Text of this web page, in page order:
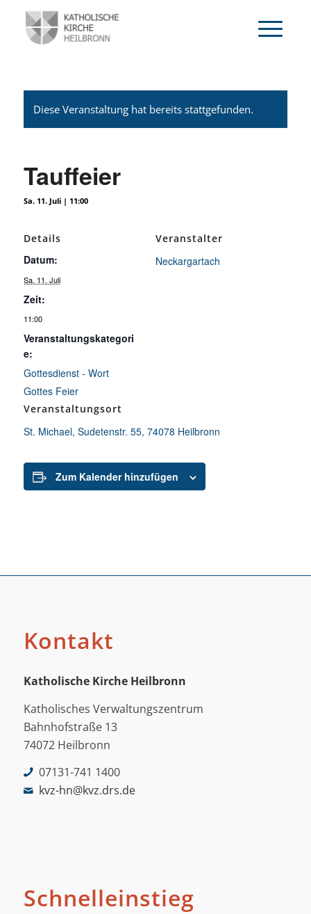
Diese Veranstaltung hat bereits stattgefunden.
Tauffeier
Sa. 11. Juli | 11:00
Details
Datum:
Sa. 11. Juli
Zeit:
11:00
Veranstaltungskategori
e:
Gottesdienst - Wort
Gottes Feier
Veranstaltungsort
St. Michael, Sudetenstr. 55, 74078 Heilbronn
Veranstalter
Neckargartach
Zum Kalender hinzufügen
Kontakt
Katholische Kirche Heilbronn
Katholisches Verwaltungszentrum
Bahnhofstraße 13
74072 Heilbronn
07131-741 1400
kvz-hn@kvz.drs.de
Schnelleinstieg